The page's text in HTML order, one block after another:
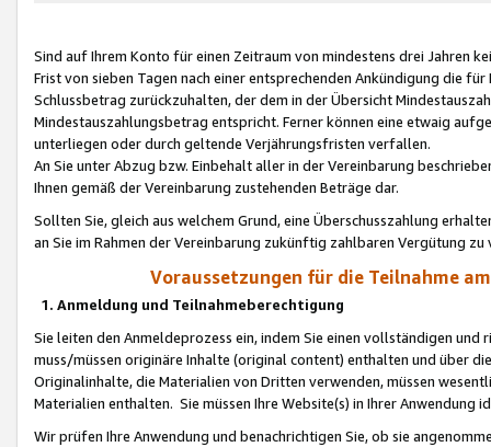
Sind auf Ihrem Konto für einen Zeitraum von mindestens drei Jahren
Frist von sieben Tagen nach einer entsprechenden Ankündigung die
Schlussbetrag zurückzuhalten, der dem in der Übersicht
Mindestauszahlungsbetrag entspricht. Ferner können eine etwaig
unterliegen oder durch geltende Verjährungsfristen verfallen.
An Sie unter Abzug bzw. Einbehalt aller in der Vereinbarung
Ihnen gemäß der Vereinbarung zustehenden Beträge dar.
Sollten Sie, gleich aus welchem Grund, eine Überschusszahlung
an Sie im Rahmen der Vereinbarung zukünftig zahlbaren Vergütung zu
Voraussetzungen für die Teilnahme
1. Anmeldung und Teilnahmeberechtigung
Sie leiten den Anmeldeprozess ein, indem Sie einen vollständigen
muss/müssen originäre Inhalte (original content) enthalten und über
Originalinhalte, die Materialien von Dritten verwenden, müssen
Materialien enthalten. Sie müssen Ihre Website(s) in Ihrer Anwendung
Wir prüfen Ihre Anwendung und benachrichtigen Sie, ob sie